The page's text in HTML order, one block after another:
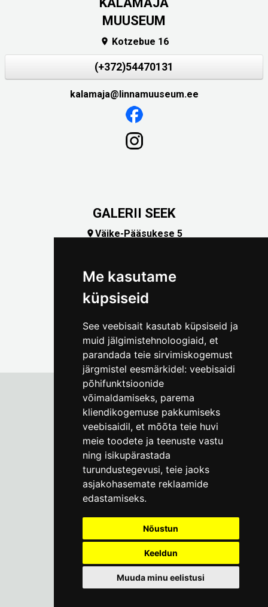
Me kasutame
küpsiseid
See veebisait kasutab küpsiseid ja
muid jälgimistehnoloogiaid, et
parandada teie sirvimiskogemust
järgmistel eesmärkidel: veebisaidi
põhifunktsioonide
võimaldamiseks, parema
kliendikogemuse pakkumiseks
veebisaidil, et mõõta teie huvi
meie toodete ja teenuste vastu
ning isikupärastada
turundustegevusi, teie jaoks
asjakohasemate reklaamide
edastamiseks.
Nõustun
Keeldun
Muuda minu eelistusi
MUUSEUM
 Kotzebue 16
(+372)54470131
kalamaja@linnamuuseum.ee
GALERII SEEK
Väike-Pääsukese 5
Tallinna Linnamuuseum
Vene 17
E-R kell 9-17(+372) 610 4178
info@linnamuuseum.ee
Küpsisepoliitika